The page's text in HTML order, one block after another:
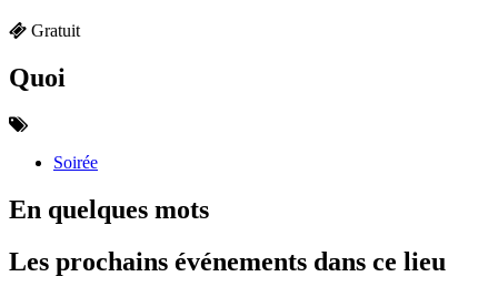
Gratuit
Quoi
Soirée
En quelques mots
Les prochains événements dans ce lieu